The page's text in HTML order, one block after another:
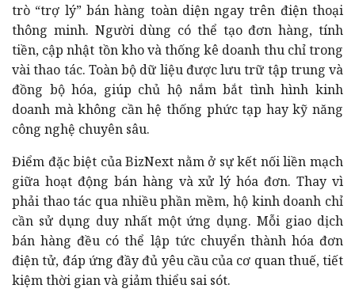
trò “trợ lý” bán hàng toàn diện ngay trên điện thoại
thông minh. Người dùng có thể tạo đơn hàng, tính
tiền, cập nhật tồn kho và thống kê doanh thu chỉ trong
vài thao tác. Toàn bộ dữ liệu được lưu trữ tập trung và
đồng bộ hóa, giúp chủ hộ nắm bắt tình hình kinh
doanh mà không cần hệ thống phức tạp hay kỹ năng
giữa hoạt động bán hàng và xử lý hóa đơn. Thay vì
phải thao tác qua nhiều phần mềm, hộ kinh doanh chỉ
cần sử dụng duy nhất một ứng dụng. Mỗi giao dịch
bán hàng đều có thể lập tức chuyển thành hóa đơn
điện tử, đáp ứng đầy đủ yêu cầu của cơ quan thuế, tiết